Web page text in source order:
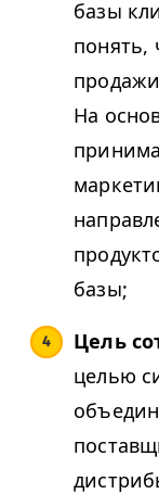
базы
понять,
На
базы;
Цель
целью